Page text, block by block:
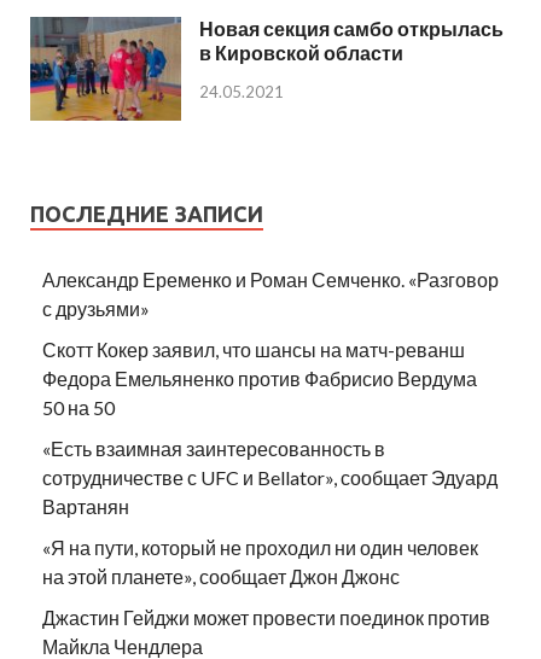
Новая секция самбо открылась
в Кировской области
24.05.2021
ПОСЛЕДНИЕ ЗАПИСИ
Александр Еременко и Роман Семченко. «Разговор
с друзьями»
Скотт Кокер заявил, что шансы на матч-реванш
Федора Емельяненко против Фабрисио Вердума
50 на 50
«Есть взаимная заинтересованность в
сотрудничестве с UFC и Bellator», сообщает Эдуард
Вартанян
«Я на пути, который не проходил ни один человек
на этой планете», сообщает Джон Джонс
Джастин Гейджи может провести поединок против
Майкла Чендлера